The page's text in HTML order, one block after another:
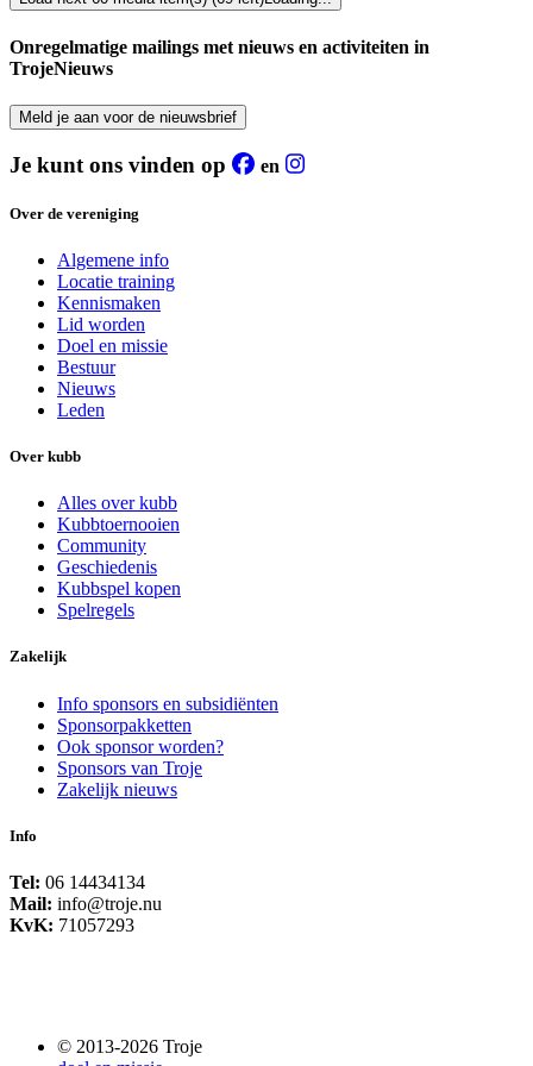
Onregelmatige mailings met nieuws en activiteiten in
TrojeNieuws
Meld je aan voor de nieuwsbrief
Je kunt ons vinden op en
Over de vereniging
Algemene info
Locatie training
Kennismaken
Lid worden
Doel en missie
Bestuur
Nieuws
Leden
Over kubb
Alles over kubb
Kubbtoernooien
Community
Geschiedenis
Kubbspel kopen
Spelregels
Zakelijk
Info sponsors en subsidiënten
Sponsorpakketten
Ook sponsor worden?
Sponsors van Troje
Zakelijk nieuws
Info
Tel: 06 14434134
Mail: info@troje.nu
KvK: 71057293
© 2013-2026 Troje